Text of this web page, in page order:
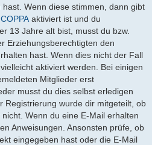
Wenn diese stimmen, dann gibt
COPPA aktiviert ist und du
13 Jahre alt bist, musst du bzw.
Erziehungsberechtigten den
hast. Wenn dies nicht der Fall
aktiviert werden. Bei einigen
Mitglieder erst
musst du dies selbst erledigen
Registrierung wurde dir mitgeteilt, ob
Wenn du eine E-Mail erhalten
Anweisungen. Ansonsten prüfe, ob
eingegeben hast oder die E-Mail